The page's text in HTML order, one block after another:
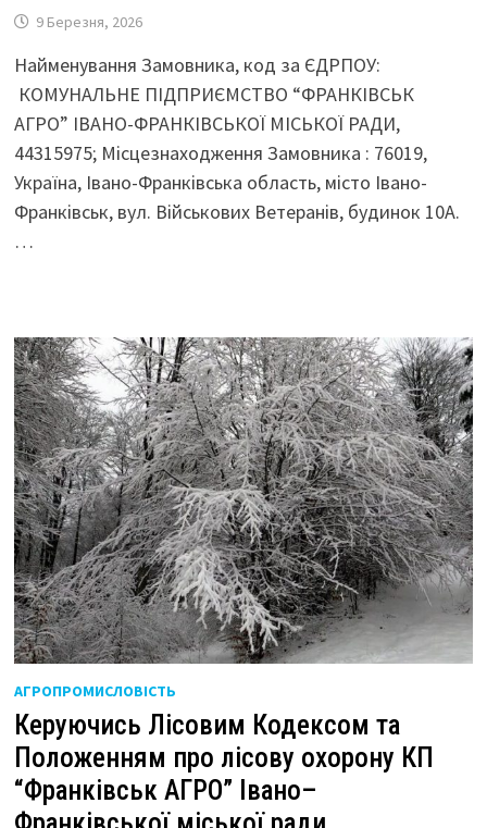
9 Березня, 2026
Найменування Замовника, код за ЄДРПОУ:
КОМУНАЛЬНЕ ПІДПРИЄМСТВО “ФРАНКІВСЬК
АГРО” ІВАНО-ФРАНКІВСЬКОЇ МІСЬКОЇ РАДИ,
44315975; Місцезнаходження Замовника : 76019,
Україна, Івано-Франківська область, місто Івано-
Франківськ, вул. Військових Ветеранів, будинок 10А.
…
АГРОПРОМИСЛОВІСТЬ
Керуючись Лісовим Кодексом та
Положенням про лісову охорону КП
“Франківськ АГРО” Івано–